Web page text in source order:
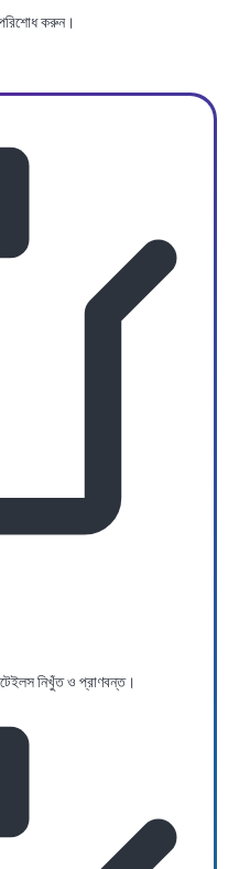
করুন।
নিখুঁত ও প্রাণবন্ত।